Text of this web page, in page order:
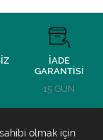
İADE
GARANTİSİ
15 GÜN
sahibi olmak için